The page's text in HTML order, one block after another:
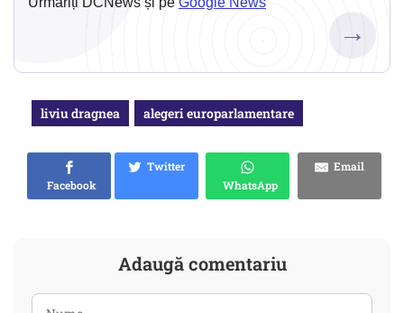
→
liviu dragnea alegeri europarlamentare
Facebook
Twitter
WhatsApp
Email
Adaugă comentariu